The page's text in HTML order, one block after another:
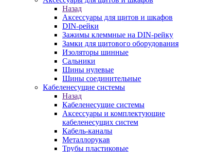
Назад
Аксессуары для щитов и шкафов
DIN-рейки
Зажимы клеммные на DIN-рейку
Замки для щитового оборудования
Изоляторы шинные
Сальники
Шины нулевые
Шины соединительные
Кабеленесущие системы
Назад
Кабеленесущие системы
Аксессуары и комплектующие
кабеленесущих систем
Кабель-каналы
Металлорукав
Трубы пластиковые